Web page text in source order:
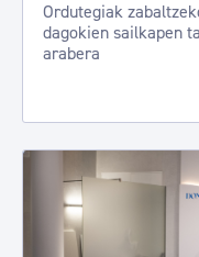
Ordutegiak
dagokien sailkapen
arabera